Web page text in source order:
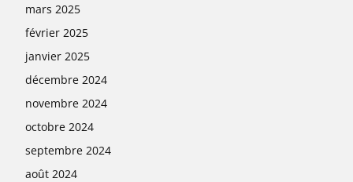
mars 2025
février 2025
janvier 2025
décembre 2024
novembre 2024
octobre 2024
septembre 2024
août 2024